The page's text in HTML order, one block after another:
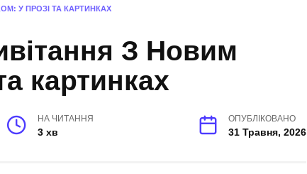
У ПРОЗІ ТА КАРТИНКАХ
З Новим
картинках
НА ЧИТАННЯ
3 хв
ОПУБЛІКОВАНО
31 Травня, 2026